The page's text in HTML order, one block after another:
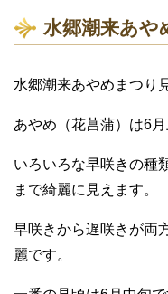
水郷潮来あや
水郷潮来あやめまつり
あやめ（花菖蒲）は6
いろいろな早咲きの種
まで綺麗に見えます。
早咲きから遅咲きが両
麗です。